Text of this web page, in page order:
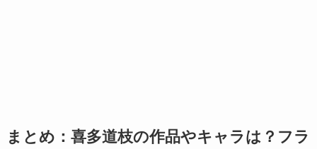
まとめ：喜多道枝の作品やキャラは？フラ